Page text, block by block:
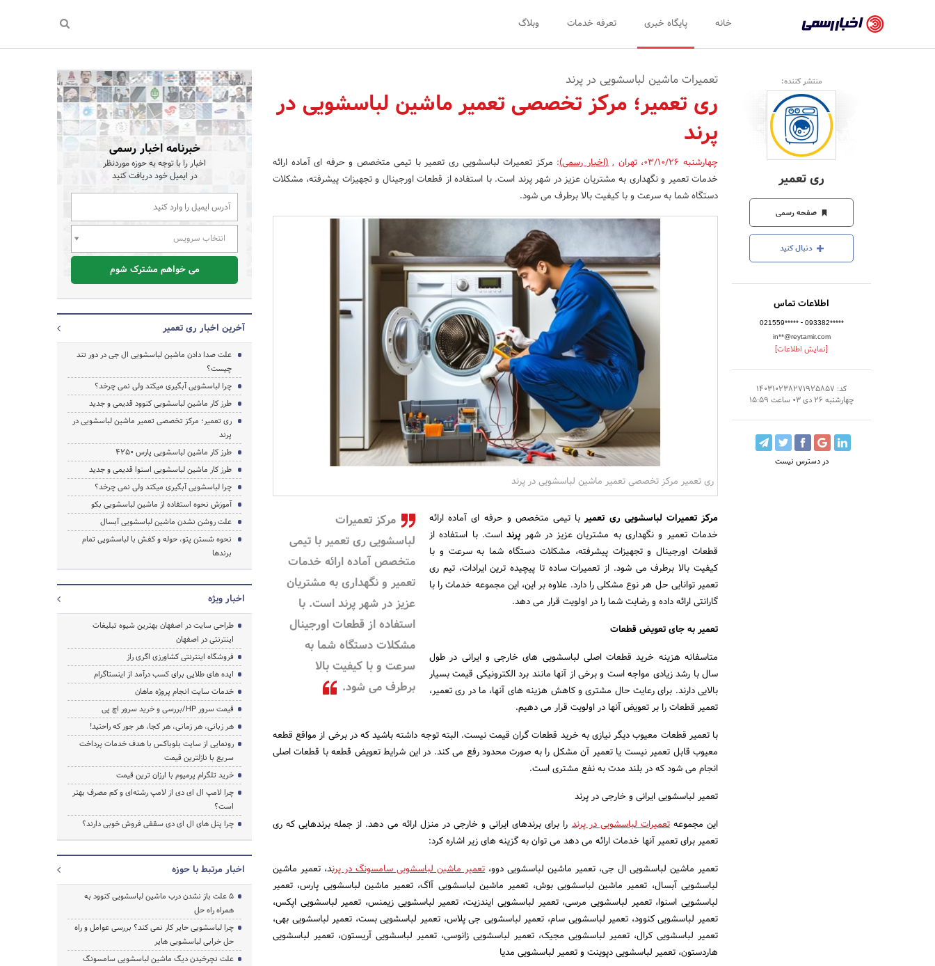
رسمی
-
اخبار
تایید
شده
شرکت‌ها،
سازمان‌ها
و
روابط
عمومی‌ها
خانه پایگاه خبری تعرفه خدمات وبلاگ
منتشر کننده:
ری تعمیر
صفحه رسمی
دنبال کنید
اطلاعات تماس
021559***** - 093382*****
in**@reytamir.com
[نمایش اطلاعات]
کد: 140310238271925857
چهارشنبه 26 دی 03 ساعت 15:59
در دسترس نیست
تعمیرات ماشین لباسشویی در پرند
ری تعمیر؛ مرکز تخصصی تعمیر ماشین لباسشویی در
پرند
چهارشنبه 03/10/26 ،تهران ,(اخبار رسمی): مرکز تعمیرات لباسشویی ری تعمیر با تیمی متخصص و حرفه ‌ای آماده ارائه
خدمات تعمیر و نگهداری به مشتریان عزیز در شهر پرند است. با استفاده از قطعات اورجینال و تجهیزات پیشرفته، مشکلات
دستگاه شما به سرعت و با کیفیت بالا برطرف می ‌شود.
ری تعمیر مرکز تخصصی تعمیر ماشین لباسشویی در پرند
مرکز تعمیرات
لباسشویی ری تعمیر با تیمی
متخصص آماده ارائه خدمات
تعمیر و نگهداری به مشتریان
عزیز در شهر پرند است. با
استفاده از قطعات اورجینال
مشکلات دستگاه شما به
سرعت و با کیفیت بالا
برطرف می ‌شود.
مرکز تعمیرات لباسشویی ری تعمیربا تیمی متخصص و حرفه ‌ای آماده ارائه
خدمات تعمیر و نگهداری به مشتریان عزیز در شهر پرنداست. با استفاده از
قطعات اورجینال و تجهیزات پیشرفته، مشکلات دستگاه شما به سرعت و با
کیفیت بالا برطرف می ‌شود. از تعمیرات ساده تا پیچیده ‌ترین ایرادات، تیم ری
تعمیر توانایی حل هر نوع مشکلی را دارد. علاوه بر این، این مجموعه خدمات را با
گارانتی ارائه داده و رضایت شما را در اولویت قرار می‌ دهد.
تعمیر به جای تعویض قطعات
متاسفانه هزینه خرید قطعات اصلی لباسشویی های خارجی و ایرانی در طول
سال با رشد زیادی مواجه است و برخی از آنها مانند برد الکترونیکی قیمت بسیار
بالایی دارند. برای رعایت حال مشتری و کاهش هزینه های آنها، ما در ری تعمیر،
تعمیر قطعات را بر تعویض آنها در اولویت قرار می دهیم.
با تعمیر قطعات معیوب دیگر نیازی به خرید قطعات گران قیمت نیست. البته توجه داشته باشید که در برخی از مواقع قطعه
معیوب قابل تعمیر نیست یا تعمیر آن مشکل را به صورت محدود رفع می کند. در این شرایط تعویض قطعه با قطعات اصلی
انجام می شود که در بلند مدت به نفع مشتری است.
تعمیر لباسشویی ایرانی و خارجی در پرند
این مجموعهتعمیرات لباسشویی در پرندرا برای برندهای ایرانی و خارجی در منزل ارائه می دهد. از جمله برندهایی که ری
تعمیر برای تعمیر آنها خدمات ارائه می دهد می توان به گزینه های زیر اشاره کرد:
تعمیر ماشین لباسشویی ال جی، تعمیر ماشین لباسشویی دوو، تعمیر ماشین لباسشویی سامسونگ در پرند، تعمیر ماشین
لباسشویی آبسال، تعمیر ماشین لباسشویی بوش، تعمیر ماشین لباسشویی آاگ، تعمیر ماشین لباسشویی پارس، تعمیر
لباسشویی اسنوا، تعمیر لباسشویی مرسی، تعمیر لباسشویی ایندزیت، تعمیر لباسشویی زیمنس، تعمیر لباسشویی اپکس،
تعمیر لباسشویی کنوود، تعمیر لباسشویی سام، تعمیر لباسشویی جی پلاس، تعمیر لباسشویی بست، تعمیر لباسشویی بهی،
تعمیر لباسشویی کرال، تعمیر لباسشویی مجیک، تعمیر لباسشویی زانوسی، تعمیر لباسشویی آریستون، تعمیر لباسشویی
هاردستون، تعمیر لباسشویی دپوینت و تعمیر لباسشویی مدیا
خبرنامه اخبار رسمی
اخبار را با توجه به حوزه موردنظر
در ایمیل خود دریافت کنید
انتخاب سرویس
می خواهم مشترک شوم
آخرین اخبار ری تعمیر
علت صدا دادن ماشین لباسشویی ال جی در دور تند
چیست؟
چرا لباسشویی آبگیری میکند ولی نمی چرخد؟
طرز کار ماشین لباسشویی کنوود قدیمی و جدید
ری تعمیر؛ مرکز تخصصی تعمیر ماشین لباسشویی در
پرند
طرز کار ماشین لباسشویی پارس 4250
طرز کار ماشین لباسشویی اسنوا قدیمی و جدید
چرا لباسشویی آبگیری میکند ولی نمی چرخد؟
آموزش نحوه استفاده از ماشین لباسشویی بکو
علت روشن نشدن ماشین لباسشویی آبسال
نحوه شستن پتو، حوله و کفش با لباسشویی تمام
برندها
اخبار ویژه
طراحی سایت در اصفهان بهترین شیوه تبلیغات
اینترنتی در اصفهان
فروشگاه اینترنتی کشاورزی اگری راز
ایده های طلایی برای کسب درآمد از اینستاگرام
خدمات سایت انجام پروژه ماهان
قیمت سرور HP/بررسی و خرید سرور اچ پی
هر زبانی، هر زمانی، هر کجا، هر جور که راحتید!
رونمایی از سایت بلوباکس با هدف خدمات پرداخت
سریع با نازلترین قیمت
خرید تلگرام پرمیوم با ارزان ترین قیمت
چرا لامپ ال ای دی از لامپ رشته‌ای و کم مصرف بهتر
است؟
چرا پنل های ال ای دی سقفی فروش خوبی دارند؟
اخبار مرتبط با حوزه
5 علت باز نشدن درب ماشین لباسشویی کنوود به
همراه راه حل
چرا لباسشویی حایر کار نمی کند؟ بررسی عوامل و راه
حل خرابی لباسشویی هایر
علت نچرخیدن دیگ ماشین لباسشویی سامسونگ